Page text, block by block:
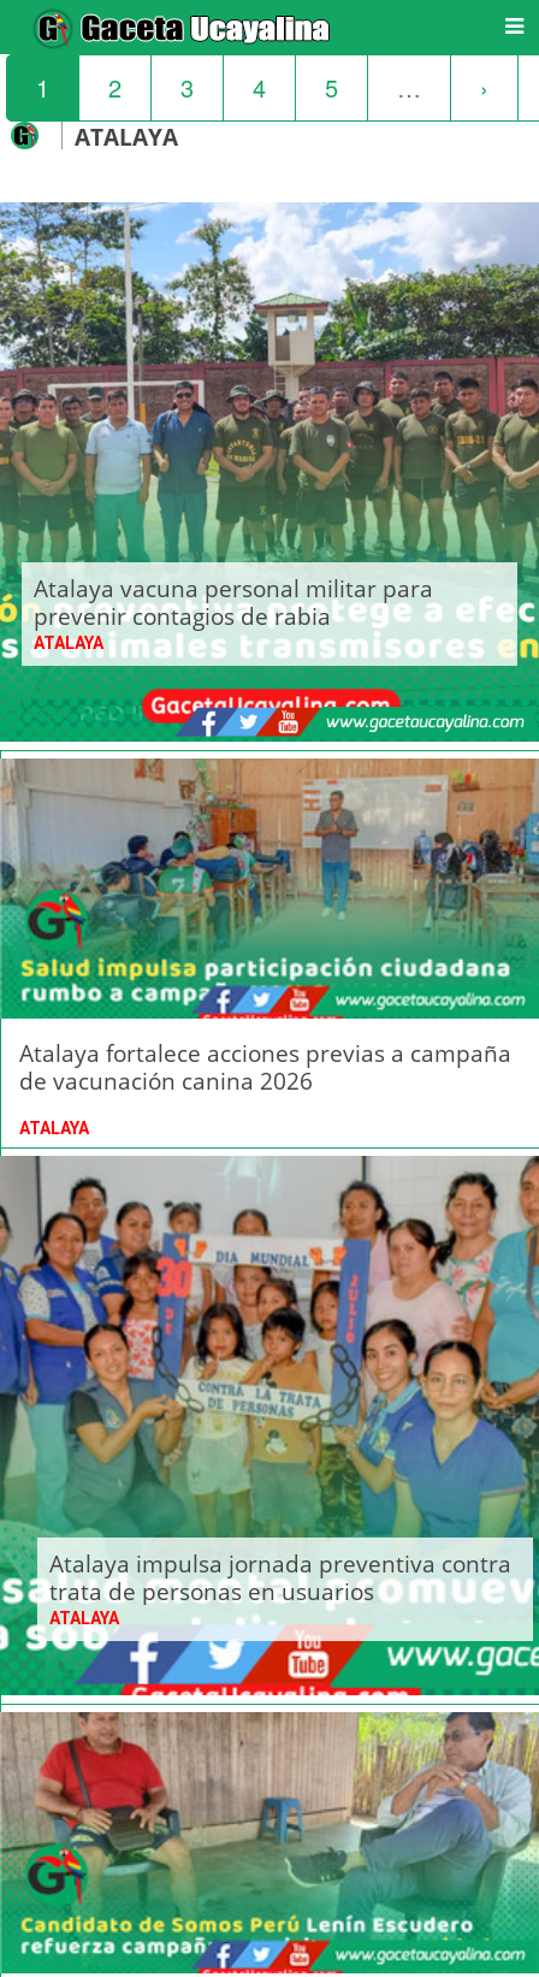
1 2 3 4 5 … ›
ATALAYA
Atalaya vacuna personal militar para
prevenir contagios de rabia
ATALAYA
Atalaya fortalece acciones previas a campaña
de vacunación canina 2026
ATALAYA
Atalaya impulsa jornada preventiva contra
trata de personas en usuarios
ATALAYA